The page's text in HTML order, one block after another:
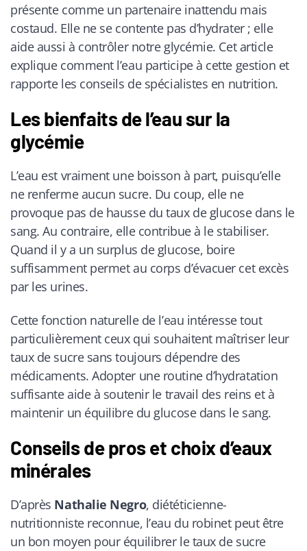
présente comme un partenaire inattendu mais
costaud. Elle ne se contente pas d’hydrater ; elle
aide aussi à contrôler notre glycémie. Cet article
explique comment l’eau participe à cette gestion et
rapporte les conseils de spécialistes en nutrition.
Les bienfaits de l’eau sur la
glycémie
L’eau est vraiment une boisson à part, puisqu’elle
ne renferme aucun sucre. Du coup, elle ne
provoque pas de hausse du taux de glucose dans le
sang. Au contraire, elle contribue à le stabiliser.
Quand il y a un surplus de glucose, boire
suffisamment permet au corps d’évacuer cet excès
par les urines.
Cette fonction naturelle de l’eau intéresse tout
particulièrement ceux qui souhaitent maîtriser leur
taux de sucre sans toujours dépendre des
médicaments. Adopter une routine d’hydratation
suffisante aide à soutenir le travail des reins et à
maintenir un équilibre du glucose dans le sang.
Conseils de pros et choix d’eaux
minérales
D’après Nathalie Negro, diététicienne-
nutritionniste reconnue, l’eau du robinet peut être
un bon moyen pour équilibrer le taux de sucre